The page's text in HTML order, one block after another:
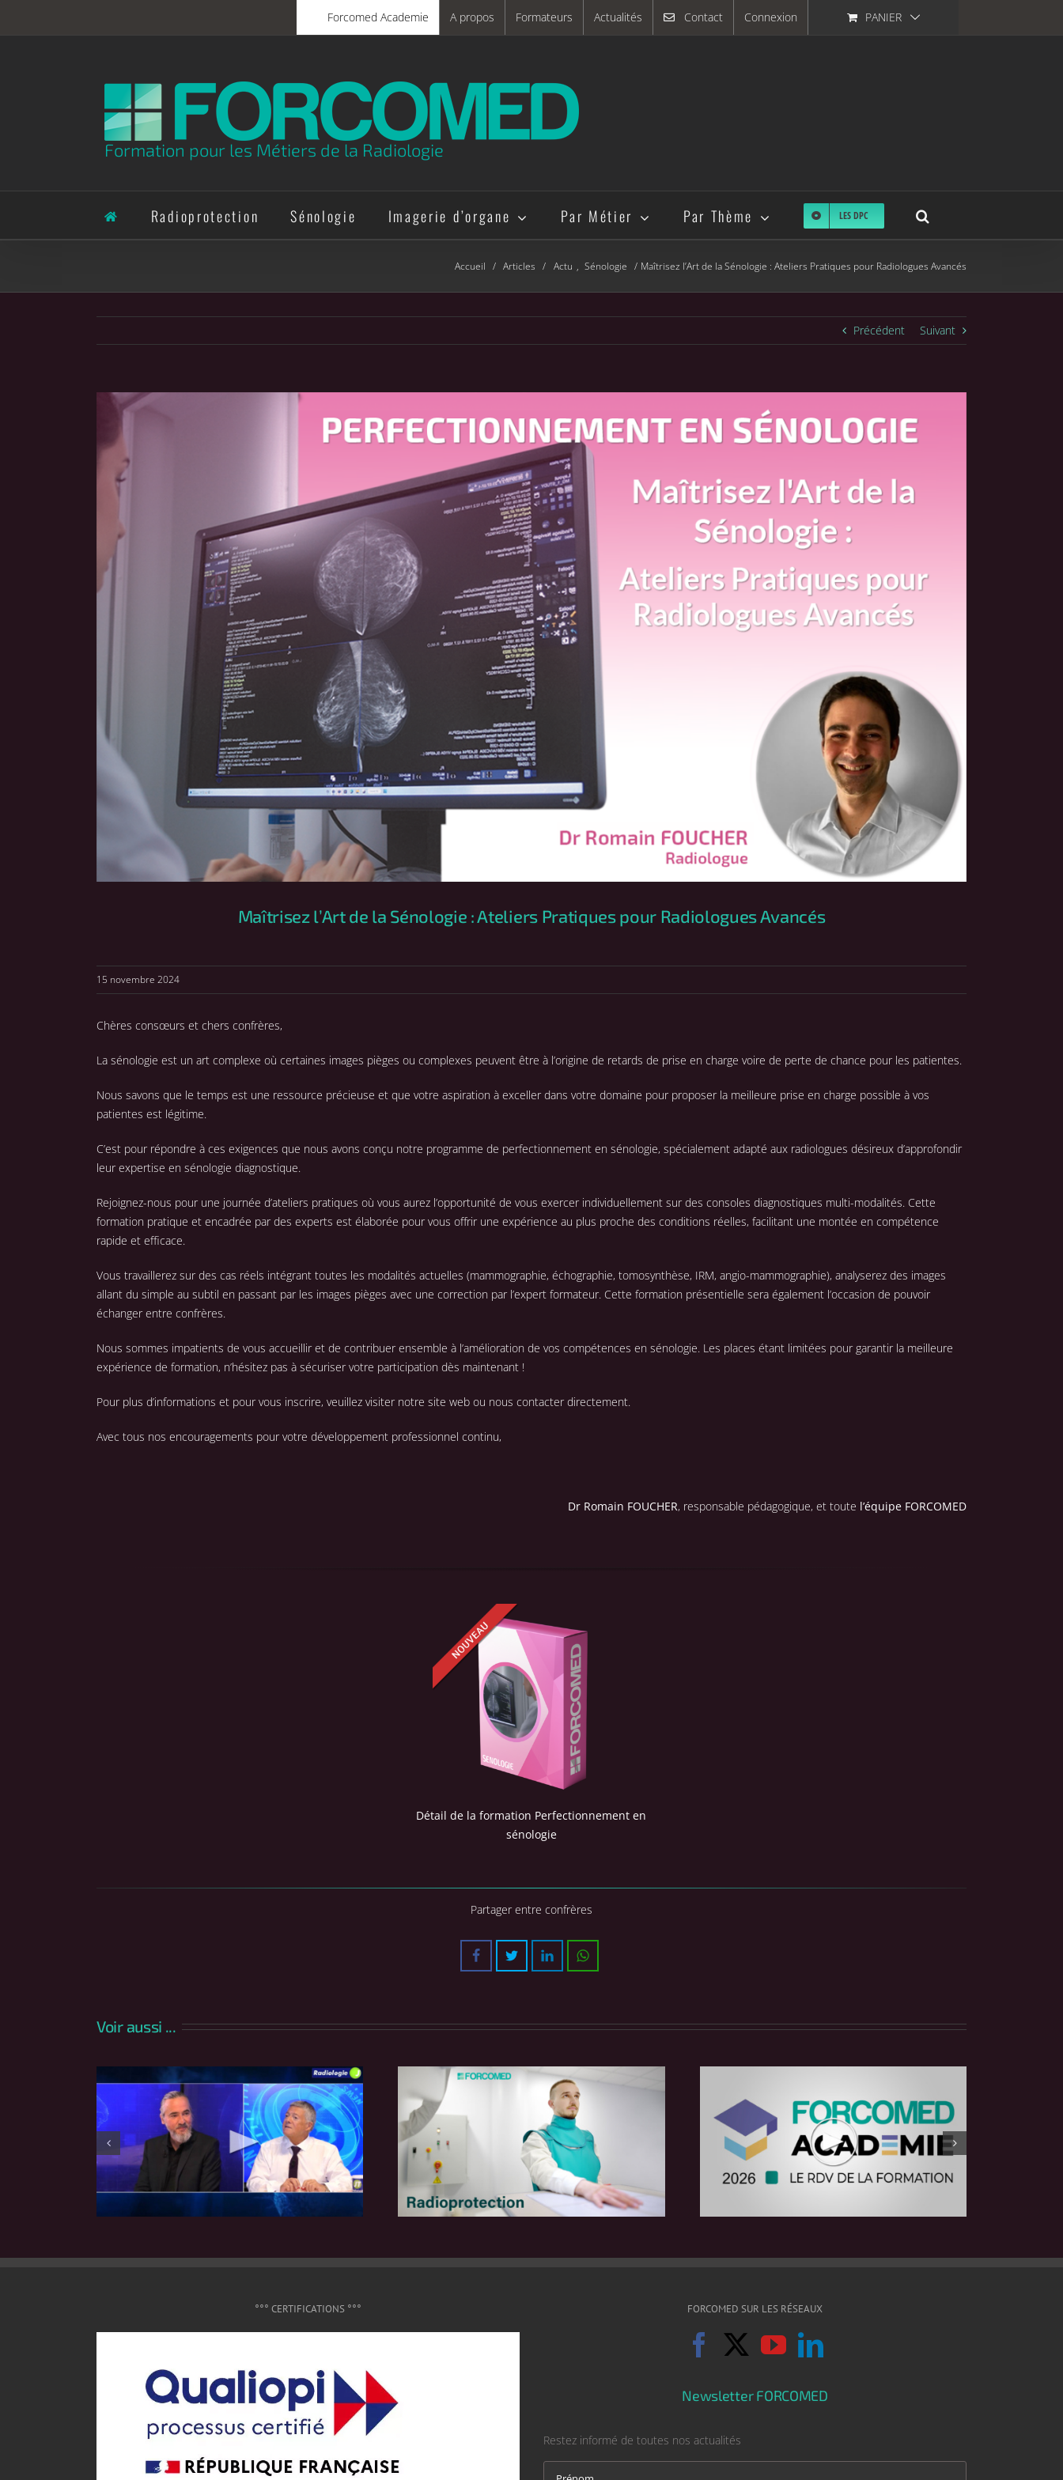
Forcomed Academie A propos Formateurs Actualités Contact Connexion PANIER
Formation pour les Métiers de la Radiologie
Radioprotection Sénologie Imagerie d’organe Par Métier Par Thème LES DPC
Accueil Articles Actu Sénologie Maîtrisez l’Art de la Sénologie : Ateliers Pratiques pour Radiologues Avancés
Précédent Suivant
Voir
agrandie
Maîtrisez l’Art de la Sénologie : Ateliers Pratiques pour Radiologues Avancés
15 novembre 2024
Chères consœurs et chers confrères,
La sénologie est un art complexe où certaines images pièges ou complexes peuvent être à l’origine de retards de prise en charge voire de perte de chance pour les patientes.
Nous savons que le temps est une ressource précieuse et que votre aspiration à exceller dans votre domaine pour proposer la meilleure prise en charge possible à vos
patientes est légitime.
C’est pour répondre à ces exigences que nous avons conçu notre programme de perfectionnement en sénologie, spécialement adapté aux radiologues désireux d’approfondir
leur expertise en sénologie diagnostique.
Rejoignez-nous pour une journée d’ateliers pratiques où vous aurez l’opportunité de vous exercer individuellement sur des consoles diagnostiques multi-modalités. Cette
formation pratique et encadrée par des experts est élaborée pour vous offrir une expérience au plus proche des conditions réelles, facilitant une montée en compétence
rapide et efficace.
Vous travaillerez sur des cas réels intégrant toutes les modalités actuelles (mammographie, échographie, tomosynthèse, IRM, angio-mammographie), analyserez des images
allant du simple au subtil en passant par les images pièges avec une correction par l’expert formateur. Cette formation présentielle sera également l’occasion de pouvoir
échanger entre confrères.
Nous sommes impatients de vous accueillir et de contribuer ensemble à l’amélioration de vos compétences en sénologie. Les places étant limitées pour garantir la meilleure
expérience de formation, n’hésitez pas à sécuriser votre participation dès maintenant !
Pour plus d’informations et pour vous inscrire, veuillez visiter notre site web ou nous contacter directement.
Avec tous nos encouragements pour votre développement professionnel continu,
Dr Romain FOUCHER, responsable pédagogique, et toute l’équipe FORCOMED
Détail de la formation Perfectionnement en
sénologie
Partager entre confrères
FacebookTwitter LinkedIn
Voir aussi ...
°°° CERTIFICATIONS °°° FORCOMED SUR LES RÉSEAUX
Newsletter FORCOMED
Restez informé de toutes nos actualités